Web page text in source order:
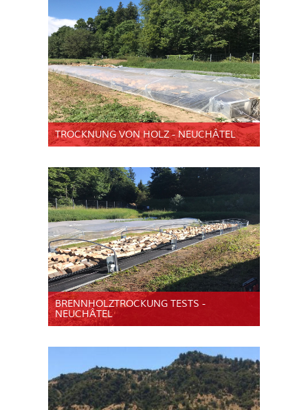
TROCKNUNG VON HOLZ - NEUCHÂTEL
BRENNHOLZTROCKUNG TESTS -
NEUCHÂTEL